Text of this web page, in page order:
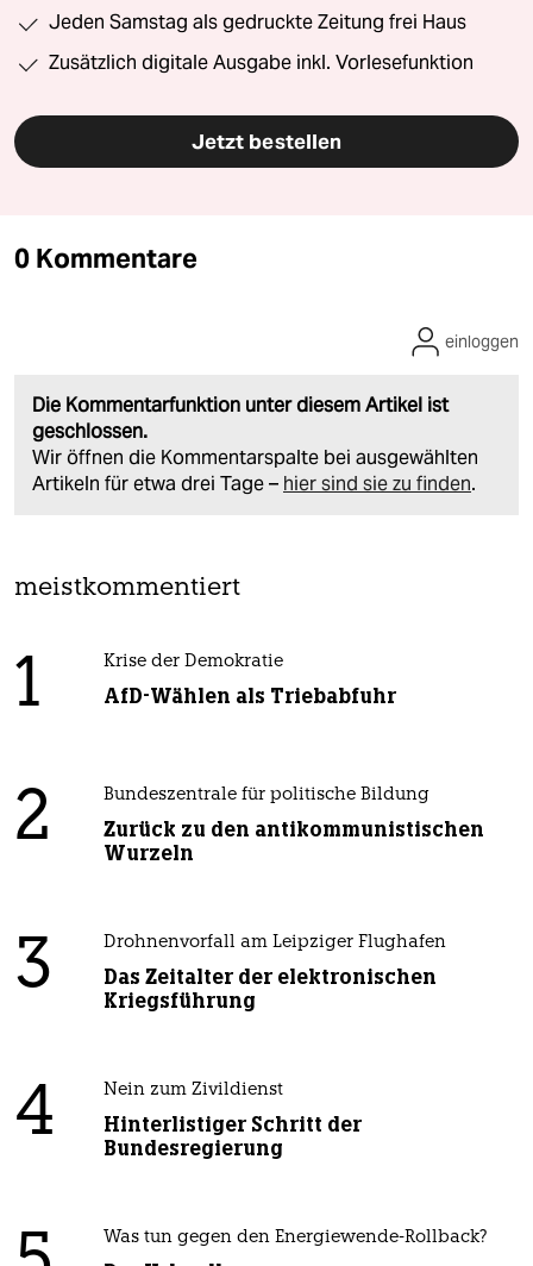
Jeden Samstag als gedruckte Zeitung frei Haus
Zusätzlich digitale Ausgabe inkl. Vorlesefunktion
Jetzt bestellen
0 Kommentare
Die Kommentarfunktion unter diesem Artikel ist
geschlossen.
Wir öffnen die Kommentarspalte bei ausgewählten
Artikeln für etwa drei Tage – hier sind sie zu finden.
einloggen
meistkommentiert
1 Krise der Demokratie
AfD-Wählen als Triebabfuhr
2 Bundeszentrale für politische Bildung
Zurück zu den antikommunistischen
Wurzeln
3 Drohnenvorfall am Leipziger Flughafen
Das Zeitalter der elektronischen
Kriegsführung
4 Nein zum Zivildienst
Hinterlistiger Schritt der
Bundesregierung
Was tun gegen den Energiewende-Rollback?